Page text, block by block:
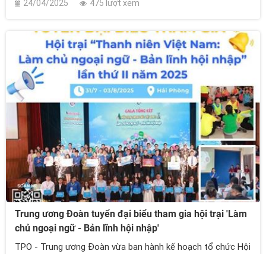
24/04/2025 475 lượt xem
Trung ương Đoàn tuyển đại biểu tham gia hội trại 'Làm
chủ ngoại ngữ - Bản lĩnh hội nhập'
TPO - Trung ương Đoàn vừa ban hành kế hoạch tổ chức Hội